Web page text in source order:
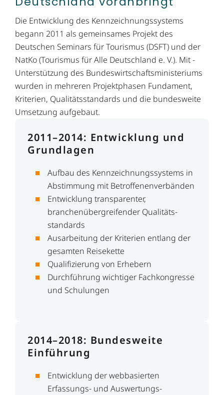
Die Entwicklung des Kennzeichnungssystems
begann 2011 als gemeinsames Projekt des
Deutschen Seminars für Tourismus (DSFT) und der
NatKo (Tourismus für Alle Deutschland e. V.). Mit ­
Unterstützung des Bundeswirtschaftsministeriums
wurden in mehreren Projektphasen Fundament,
Kriterien, Qualitätsstandards und die bundesweite
Umsetzung aufgebaut.
2011–2014: Entwicklung und
Grundlagen
Aufbau des Kennzeichnungssystems in
Abstimmung mit Betroffenenverbänden
Entwicklung transparenter,
branchenübergreifender Qualitäts­
standards
Ausarbeitung der Kriterien entlang der
gesamten Reisekette
Qualifizierung von Erhebern
Durchführung wichtiger Fachkongresse
und Schulungen
2014–2018: Bundesweite
Einführung
Entwicklung der webbasierten
Erfassungs- und Auswertungs­